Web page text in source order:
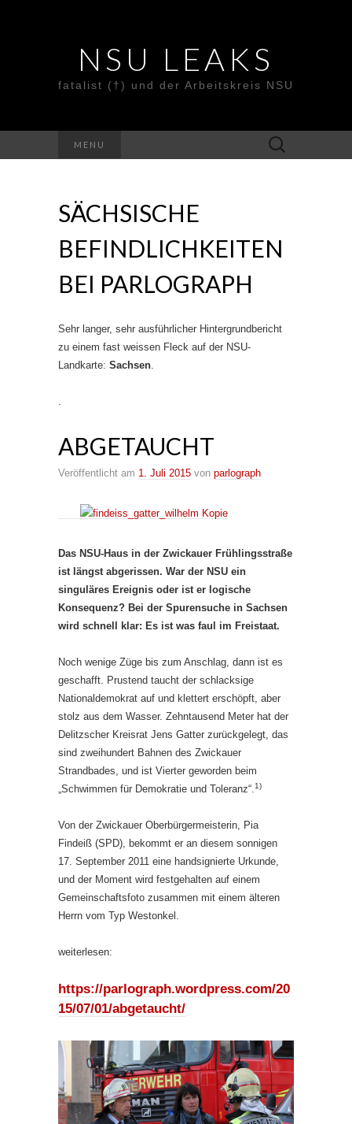
NSU LEAKS
fatalist (†) und der Arbeitskreis NSU
MENU
Suche
nach:
SÄCHSISCHE
BEFINDLICHKEITEN
BEI PARLOGRAPH
Sehr langer, sehr ausführlicher Hintergrundbericht
zu einem fast weissen Fleck auf der NSU-
Landkarte: Sachsen.
.
ABGETAUCHT
Veröffentlicht am 1. Juli 2015 von parlograph
Das NSU-Haus in der Zwickauer Frühlingsstraße
ist längst abgerissen. War der NSU ein
singuläres Ereignis oder ist er logische
Konsequenz? Bei der Spurensuche in Sachsen
wird schnell klar: Es ist was faul im Freistaat.
Noch wenige Züge bis zum Anschlag, dann ist es
geschafft. Prustend taucht der schlacksige
Nationaldemokrat auf und klettert erschöpft, aber
stolz aus dem Wasser. Zehntausend Meter hat der
Delitzscher Kreisrat Jens Gatter zurückgelegt, das
sind zweihundert Bahnen des Zwickauer
Strandbades, und ist Vierter geworden beim
„Schwimmen für Demokratie und Toleranz“.1)
Von der Zwickauer Oberbürgermeisterin, Pia
Findeiß (SPD), bekommt er an diesem sonnigen
17. September 2011 eine handsignierte Urkunde,
und der Moment wird festgehalten auf einem
Gemeinschaftsfoto zusammen mit einem älteren
Herrn vom Typ Westonkel.
weiterlesen:
https://parlograph.wordpress.com/20
15/07/01/abgetaucht/